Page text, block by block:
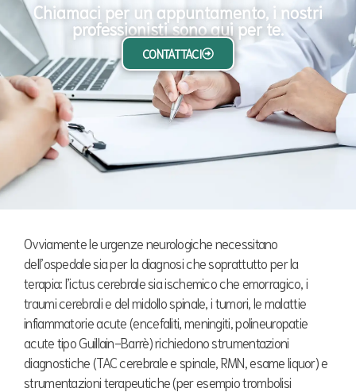
Chiamaci per un appuntamento, i nostri
professionisti sono qui per te.
CONTATTACI
Ovviamente le urgenze neurologiche necessitano
dell’ospedale sia per la diagnosi che soprattutto per la
terapia: l’ictus cerebrale sia ischemico che emorragico, i
traumi cerebrali e del midollo spinale, i tumori, le malattie
infiammatorie acute (encefaliti, meningiti, polineuropatie
acute tipo Guillain-Barrè) richiedono strumentazioni
diagnostiche (TAC cerebrale e spinale, RMN, esame liquor) e
strumentazioni terapeutiche (per esempio trombolisi